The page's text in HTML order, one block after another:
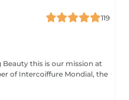
119
mission at
of Intercoiffure Mondial, the